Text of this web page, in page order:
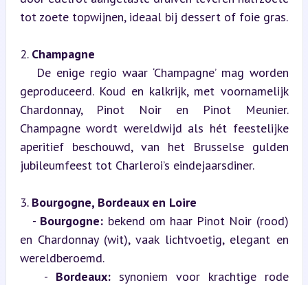
tot zoete topwijnen, ideaal bij dessert of foie gras.
2. Champagne
geproduceerd. Koud en kalkrijk, met voornamelijk
Chardonnay, Pinot Noir en Pinot Meunier.
Champagne wordt wereldwijd als hét feestelijke
aperitief beschouwd, van het Brusselse gulden
jubileumfeest tot Charleroi’s eindejaarsdiner.
3. Bourgogne, Bordeaux en Loire
   -
Bourgogne: bekend om haar Pinot Noir (rood)
en Chardonnay (wit), vaak lichtvoetig, elegant en
wereldberoemd.
   -
Bordeaux: synoniem voor krachtige rode